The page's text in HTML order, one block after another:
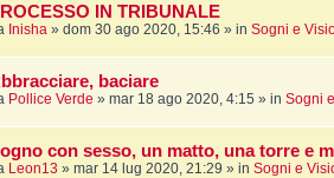
IN TRIBUNALE
Inisha » dom 30 ago 2020, 15:46 » in Sogni e
baciare
Pollice Verde » mar 18 ago 2020, 4:15 » in Sogni
con sesso, un matto, una torre e
Leon13 » mar 14 lug 2020, 21:29 » in Sogni e